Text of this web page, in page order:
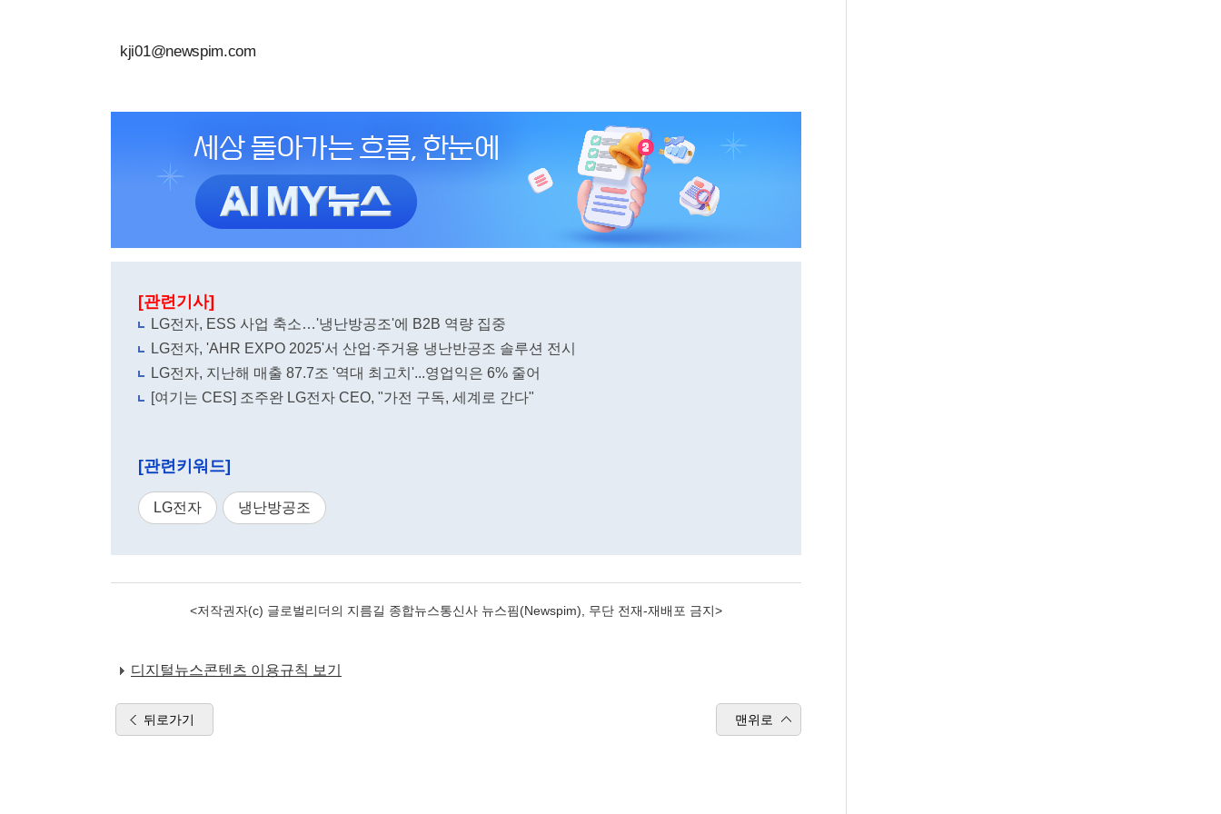
kji01@newspim.com
[관련기사]
LG전자, ESS 사업 축소…'냉난방공조'에 B2B 역량 집중
LG전자, 'AHR EXPO 2025'서 산업·주거용 냉난반공조 솔루션 전시
LG전자, 지난해 매출 87.7조 '역대 최고치'...영업익은 6% 줄어
[여기는 CES] 조주완 LG전자 CEO, "가전 구독, 세계로 간다"
[관련키워드]
LG전자 냉난방공조
<저작권자(c) 글로벌리더의 지름길 종합뉴스통신사 뉴스핌(Newspim), 무단 전재-재배포 금지>
디지털뉴스콘텐츠 이용규칙 보기
뒤로가기 맨위로